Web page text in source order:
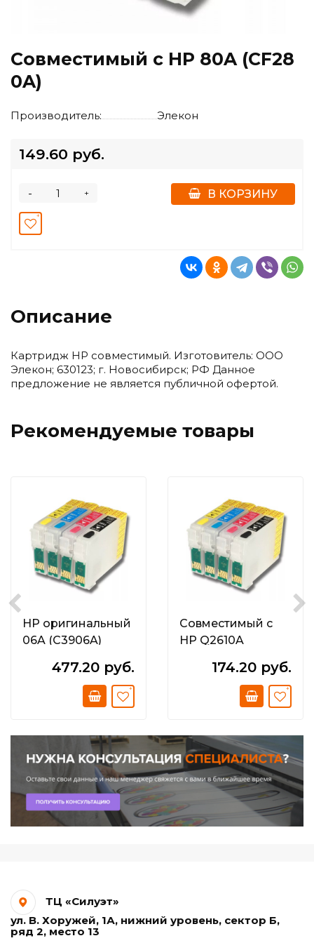
Совместимый с HP 80A (CF28
0A)
Производитель: Элекон
149.60 руб.
+
- В КОРЗИНУ
Описание
Картридж HP совместимый. Изготовитель: ООО
Элекон; 630123; г. Новосибирск; РФ Данное
предложение не является публичной офертой.
Рекомендуемые товары
HP оригинальный
06A (C3906A)
477.20 руб.
Совместимый с
HP Q2610A
174.20 руб.
ТЦ «Силуэт»
ул. В. Хоружей, 1А, нижний уровень, сектор Б,
ряд 2, место 13